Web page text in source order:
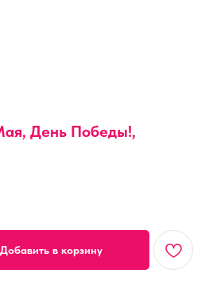
День Победы!,
Добавить в корзину